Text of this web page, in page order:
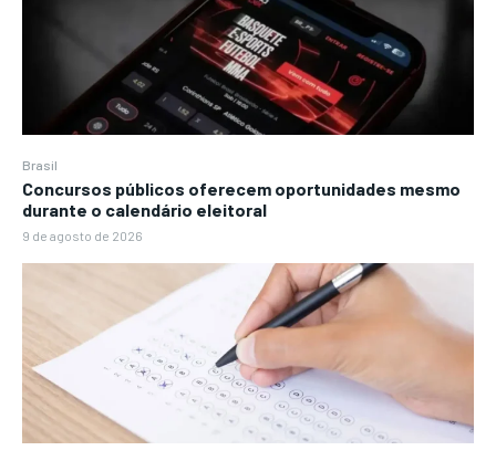
Brasil
Concursos públicos oferecem oportunidades mesmo
durante o calendário eleitoral
9 de agosto de 2026